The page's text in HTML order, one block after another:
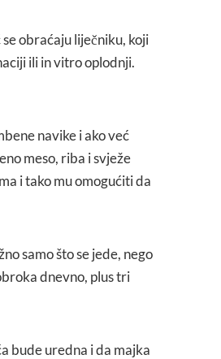
obraćaju liječniku, koji
ili in vitro oplodnji.
navike i ako već
meso, riba i svježe
i tako mu omogućiti da
samo što se jede, nego
dnevno, plus tri
bude uredna i da majka